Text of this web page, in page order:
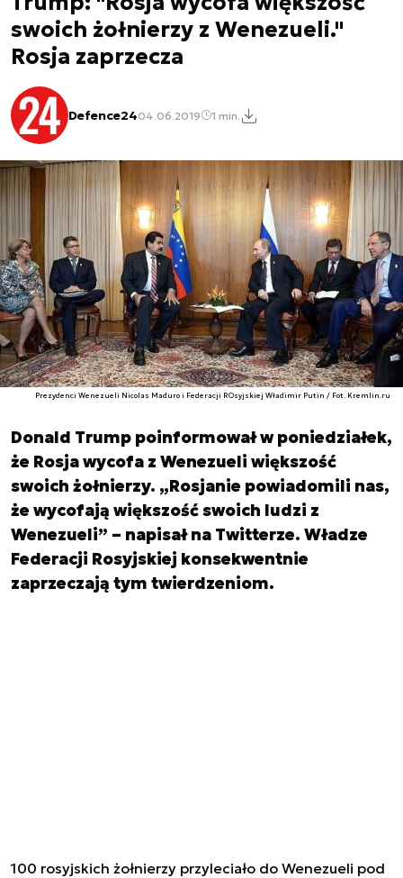
swoich żołnierzy z Wenezueli."
Rosja zaprzecza
Defence2404.06.2019 1 min.
Prezydenci Wenezueli Nicolas Maduro i Federacji ROsyjskiej Władimir Putin / Fot. Kremlin.ru
Donald Trump poinformował w poniedziałek,
że Rosja wycofa z Wenezueli większość
swoich żołnierzy. „Rosjanie powiadomili nas,
że wycofają większość swoich ludzi z
Wenezueli” – napisał na Twitterze. Władze
Federacji Rosyjskiej konsekwentnie
zaprzeczają tym twierdzeniom.
100 rosyjskich żołnierzy przyleciało do Wenezueli pod